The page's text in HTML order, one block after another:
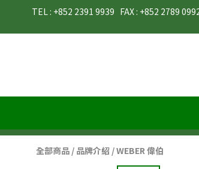
TEL : +852 2391 9939   FAX : +852 2789 0992
全部商品 / 品牌介紹 /WEBER 偉伯